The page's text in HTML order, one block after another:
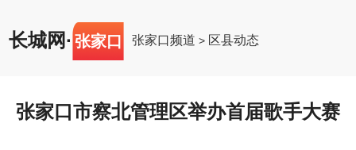
长城网· 张家口 张家口频道 > 区县动态
张家口市察北管理区举办首届歌手大赛